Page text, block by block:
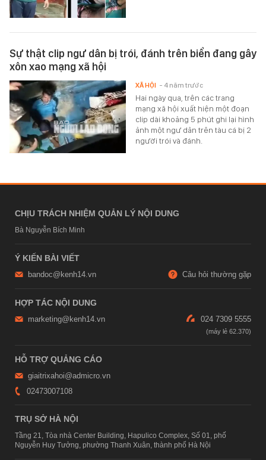
Sự thật clip ngư dân bị trói, đánh trên biển đang gây
xôn xao mạng xã hội
Hai ngày qua, trên các trang
mạng xã hội xuất hiện một đoạn
clip dài khoảng 5 phút ghi lại hình
ảnh một ngư dân trên tàu cá bị 2
người trói và đánh.
XÃ HỘI - 4 năm trước
CHỊU TRÁCH NHIỆM QUẢN LÝ NỘI DUNG
Bà Nguyễn Bích Minh
Ý KIẾN BÀI VIẾT
bandoc@kenh14.vn Câu hỏi thường gặp
HỢP TÁC NỘI DUNG
marketing@kenh14.vn 024 7309 5555
HỖ TRỢ QUẢNG CÁO
giaitrixahoi@admicro.vn
02473007108
TRỤ SỞ HÀ NỘI
Tầng 21, Tòa nhà Center Building, Hapulico Complex, Số 01, phố
Nguyễn Huy Tưởng, phường Thanh Xuân, thành phố Hà Nội